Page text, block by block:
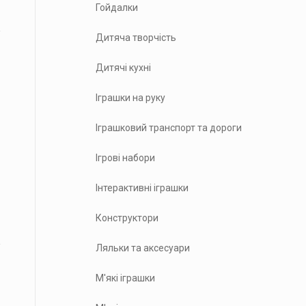
Гойдалки
Дитяча творчість
Дитячі кухні
Іграшки на руку
Іграшковий транспорт та дороги
Ігрові набори
Інтерактивні іграшки
Конструктори
Ляльки та аксесуари
М'які іграшки